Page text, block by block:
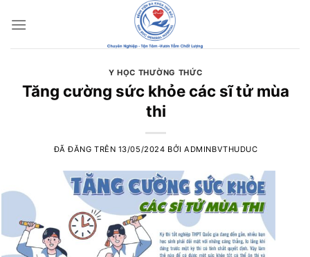
đến
Y HỌC THƯỜNG THỨC
Tăng cường sức khỏe các sĩ tử mùa
thi
ĐÃ ĐĂNG TRÊN 13/05/2024 BỞIADMINBVTHUDUC